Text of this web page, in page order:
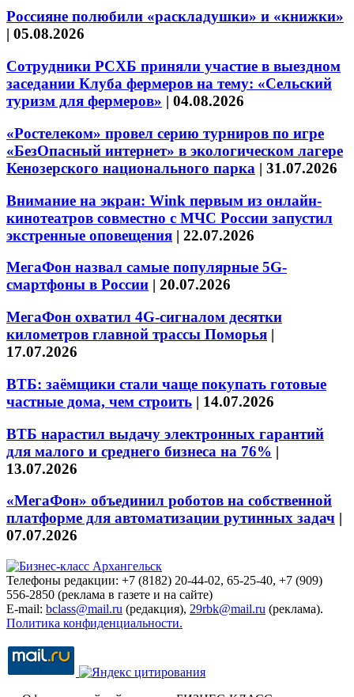
Россияне полюбили «раскладушки» и «книжки»
| 05.08.2026
Сотрудники РСХБ приняли участие в выездном
заседании Клуба фермеров на тему: «Сельский
туризм для фермеров» | 04.08.2026
«Ростелеком» провел серию турниров по игре
«БезОпасный интернет» в экологическом лагере
Кенозерского национального парка | 31.07.2026
Внимание на экран: Wink первым из онлайн-
кинотеатров совместно с МЧС России запустил
экстренные оповещения | 22.07.2026
МегаФон назвал самые популярные 5G-
смартфоны в России | 20.07.2026
МегаФон охватил 4G-сигналом десятки
километров главной трассы Поморья |
17.07.2026
ВТБ: заёмщики стали чаще покупать готовые
частные дома, чем строить | 14.07.2026
ВТБ нарастил выдачу электронных гарантий
для малого и среднего бизнеса на 76% |
13.07.2026
«МегаФон» объединил роботов на собственной
платформе для автоматизации рутинных задач |
07.07.2026
Телефоны редакции: +7 (8182) 20-44-02, 65-25-40, +7 (909)
556-2850 (реклама в газете и на сайте)
E-mail: bclass@mail.ru (редакция), 29rbk@mail.ru (реклама).
Политика конфиденциальности.